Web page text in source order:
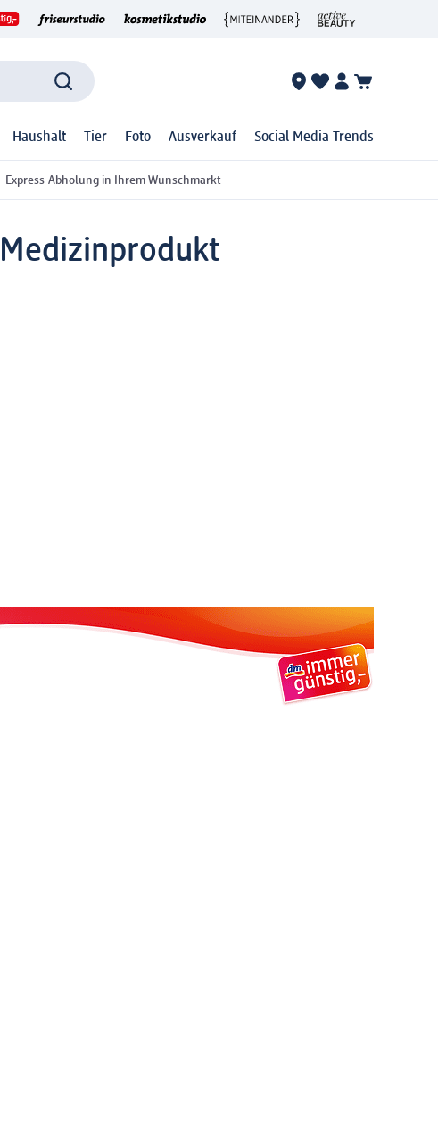
Haushalt Tier Foto Ausverkauf Social Media Trends
Express-Abholung in Ihrem Wunschmarkt
Medizinprodukt